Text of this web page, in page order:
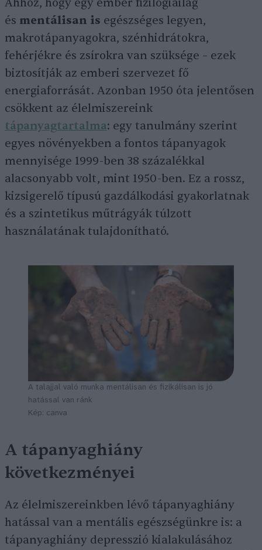
Ahhoz, hogy egy ember fizilógiailag
és mentálisan is egészséges legyen,
makrotápanyagokra, szénhidrátokra,
fehérjékre és zsírokra van szüksége – ezek
biztosítják az emberi szervezet fő
energiaforrását. Azonban 1950 óta jelentősen
csökkent az élelmiszereink
tápanyagtartalma: egy tanulmány szerint
egyes növényekben a fontos tápanyagok
mennyisége 1999-ben 38 százalékkal
alacsonyabb volt, mint 1950-ben. Ez a rossz,
kizsigerelő típusú gazdálkodási gyakorlatnak
és a szintetikus műtrágyák túlzott
használatának tulajdonítható.
A talajjal való munka mentálisan és fizikálisan is jó
hatással van ránk
Kép: canva
A tápanyaghiány
következményei
Az élelmiszereinkben lévő tápanyaghiány
hatással van a mentális egészségünkre is: a
tápanyaghiány depresszió kialakulásához